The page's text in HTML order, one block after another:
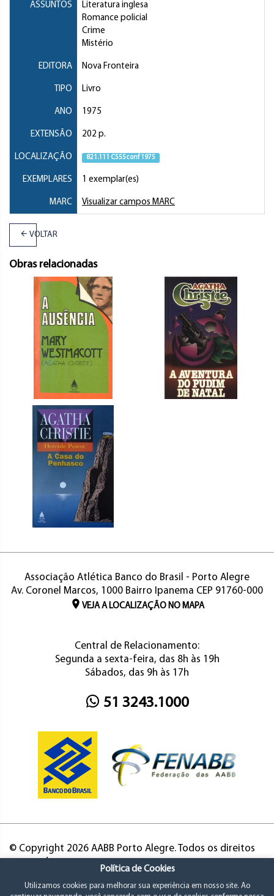
ASSUNTOS
Literatura inglesa
Romance policial
Crime
Mistério
EDITORA Nova Fronteira
TIPO Livro
ANO 1975
EXTENSÃO 202 p.
LOCALIZAÇÃO 821.111 C555conf 1975
EXEMPLARES 1 exemplar(es)
MARC Visualizar campos MARC
VOLTAR
Obras relacionadas
Associação Atlética Banco do Brasil - Porto Alegre
Av. Coronel Marcos, 1000 Bairro Ipanema CEP 91760-000
VEJA A LOCALIZAÇÃO NO MAPA
Central de Relacionamento:
Segunda a sexta-feira, das 8h às 19h
Sábados, das 9h às 17h
51 3243.1000
© Copyright 2026 AABB Porto Alegre. Todos os direitos
Política de Cookies
Utilizamos cookies para melhorar sua experiência em nosso site. Ao